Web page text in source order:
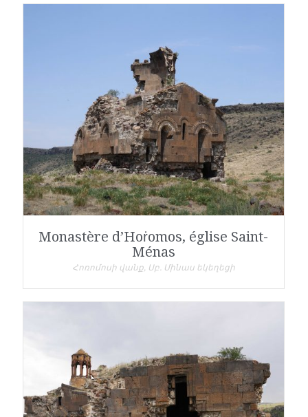
Monastère d’Hoṙomos, église Saint-
Ménas
Հոռոմոսի վանք, Սբ. Մինաս եկեղեցի